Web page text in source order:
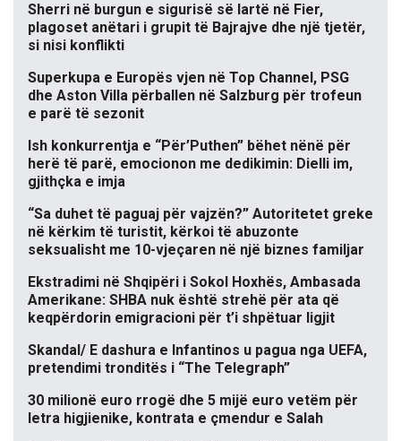
Sherri në burgun e sigurisë së lartë në Fier,
plagoset anëtari i grupit të Bajrajve dhe një tjetër,
si nisi konflikti
Superkupa e Europës vjen në Top Channel, PSG
dhe Aston Villa përballen në Salzburg për trofeun
e parë të sezonit
Ish konkurrentja e “Për’Puthen” bëhet nënë për
herë të parë, emocionon me dedikimin: Dielli im,
gjithçka e imja
“Sa duhet të paguaj për vajzën?” Autoritetet greke
në kërkim të turistit, kërkoi të abuzonte
seksualisht me 10-vjeçaren në një biznes familjar
Ekstradimi në Shqipëri i Sokol Hoxhës, Ambasada
Amerikane: SHBA nuk është strehë për ata që
keqpërdorin emigracioni për t’i shpëtuar ligjit
Skandal/ E dashura e Infantinos u pagua nga UEFA,
pretendimi tronditës i “The Telegraph”
30 milionë euro rrogë dhe 5 mijë euro vetëm për
letra higjienike, kontrata e çmendur e Salah